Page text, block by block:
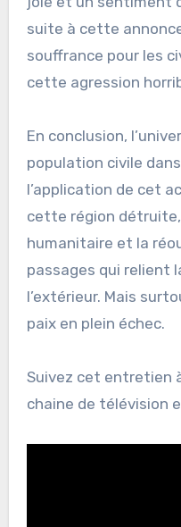
suite à cette
souffrance pour les
cette agression
En conclusion,
population civile
l’application de cet
cette région détruite,
humanitaire et la
passages qui relient
l’extérieur. Mais
paix en plein échec.
Suivez cet entretien
chaine de télévision